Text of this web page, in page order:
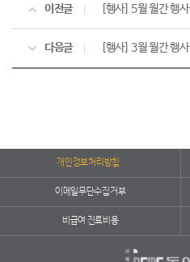
이전글 [행사] 5월 월간 행사
다음글 [행사] 3월 월간 행사
개인정보처리방침
이메일무단수집거부
비급여 진료비용